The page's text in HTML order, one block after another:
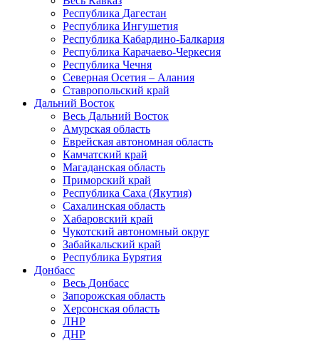
Республика Дагестан
Республика Ингушетия
Республика Кабардино-Балкария
Республика Карачаево-Черкесия
Республика Чечня
Северная Осетия – Алания
Ставропольский край
Дальний Восток
Весь Дальний Восток
Амурская область
Еврейская автономная область
Камчатский край
Магаданская область
Приморский край
Республика Саха (Якутия)
Сахалинская область
Хабаровский край
Чукотский автономный округ
Забайкальский край
Республика Бурятия
Донбасс
Весь Донбасс
Запорожская область
Херсонская область
ЛНР
ДНР